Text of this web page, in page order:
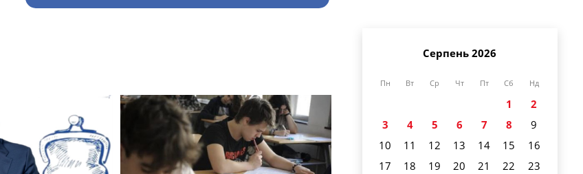
Серпень 2026
Пн Вт Ср Чт Пт Сб Нд
1
2
3
4 5 6 7 8
9
10
11 12 13 14 15
16
17
18 19 20 21 22
23